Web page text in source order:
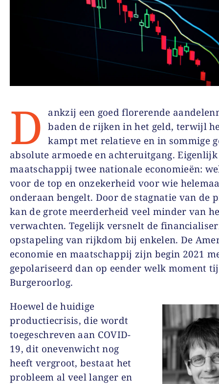
D
ankzij een goed florerende
baden de rijken in het geld, terwijl
kampt met relatieve en in sommige
absolute armoede en achteruitgang.
maatschappij twee nationale economieën:
voor de top en onzekerheid voor wie
onderaan bengelt. Door de stagnatie van de
kan de grote meerderheid veel minder van
verwachten. Tegelijk versnelt de
opstapeling van rijkdom bij enkelen. De
economie en maatschappij zijn begin 2021
gepolariseerd dan op eender welk moment
Burgeroorlog.
Hoewel de huidige
productiecrisis, die wordt
toegeschreven aan COVID-
19, dit onevenwicht nog
heeft vergroot, bestaat het
probleem al veel langer en